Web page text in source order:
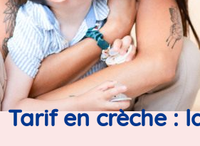
Tarif en crèche :